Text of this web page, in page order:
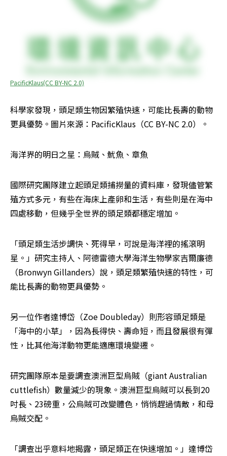
PacificKlaus(CC BY-NC 2.0)
科學家發現，頭足類生物因繁殖快速，可能比長壽的動物
更具優勢。圖片來源：PacificKlaus（CC BY-NC 2.0）。
海洋界的明日之星：烏賊、魷魚、章魚
國際研究團隊建立起頭足類捕撈量的資料庫，發現儘管繁
殖方式多元，有些在海床上產卵和生活，有些則是在海中
四處移動，但幾乎全世界的頭足類都穩定增加。
「頭足類生活步調快、死得早，可說是海洋裡的搖滾明
星。」研究主持人、阿德雷德大學海洋生物學家吉爾廉德
（Bronwyn Gillanders）說，頭足類繁殖快速的特性，可
能比長壽的動物更具優勢。
另一位作者達博岱（Zoe Doubleday）則形容頭足類是
「海中的小草」，因為長得快、壽命短，而且發展很有彈
性，比其他海洋動物更能適應環境變遷。
研究團隊原本是要調查澳洲巨型烏賊（giant Australian
cuttlefish）數量減少的現象。澳洲巨型烏賊可以長到20
吋長、23磅重，公烏賊可改變體色，悄悄趕過情敵，和母
烏賊交配。
「調查出乎意料地揭露，頭足類正在快速增加。」達博岱